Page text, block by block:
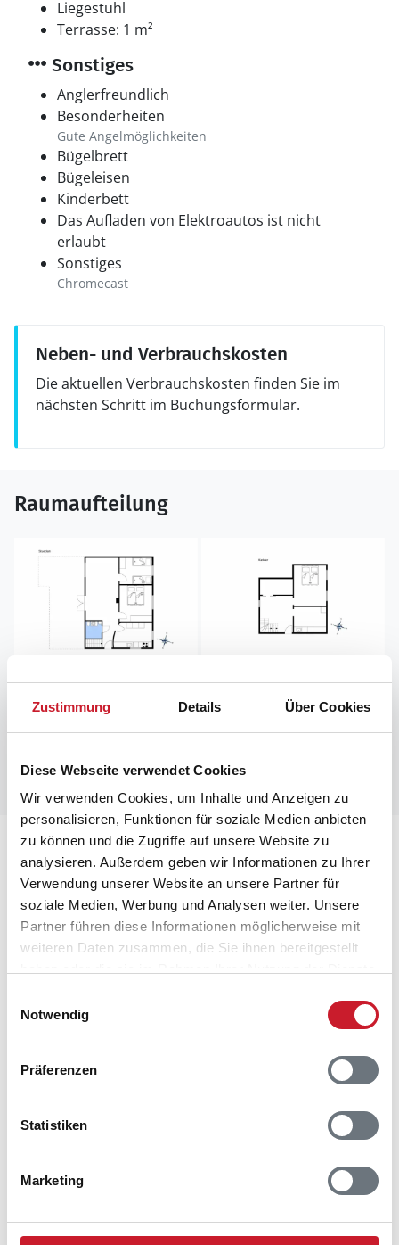
Zustimmung Details Über Cookies
Diese Webseite verwendet Cookies
Wir verwenden Cookies, um Inhalte und Anzeigen zu
personalisieren, Funktionen für soziale Medien anbieten
zu können und die Zugriffe auf unsere Website zu
analysieren. Außerdem geben wir Informationen zu Ihrer
Verwendung unserer Website an unsere Partner für
soziale Medien, Werbung und Analysen weiter. Unsere
Partner führen diese Informationen möglicherweise mit
weiteren Daten zusammen, die Sie ihnen bereitgestellt
Notwendig
Präferenzen
Statistiken
Marketing
Liegestuhl
Terrasse: 1 m²
Sonstiges
Anglerfreundlich
Besonderheiten
Gute Angelmöglichkeiten
Bügelbrett
Bügeleisen
Kinderbett
Das Aufladen von Elektroautos ist nicht
erlaubt
Sonstiges
Chromecast
Neben- und Verbrauchskosten
Die aktuellen Verbrauchskosten finden Sie im
nächsten Schritt im Buchungsformular.
Raumaufteilung
Lageplan
Adresse
Ferienhaus 70210
Vesterhavsgade 31
Thorsminde
6990 Ulfborg